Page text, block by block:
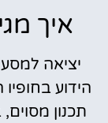
איך
יציאה
הידוע
תכנון